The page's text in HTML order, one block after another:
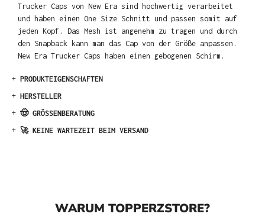
Trucker Caps von New Era sind hochwertig verarbeitet
und haben einen One Size Schnitt und passen somit auf
jeden Kopf. Das Mesh ist angenehm zu tragen und durch
den Snapback kann man das Cap von der Größe anpassen.
New Era Trucker Caps haben einen gebogenen Schirm.
+ PRODUKTEIGENSCHAFTEN
+ HERSTELLER
+ 🤠 GRÖSSENBERATUNG
+ 🚀 KEINE WARTEZEIT BEIM VERSAND
WARUM TOPPERZSTORE?